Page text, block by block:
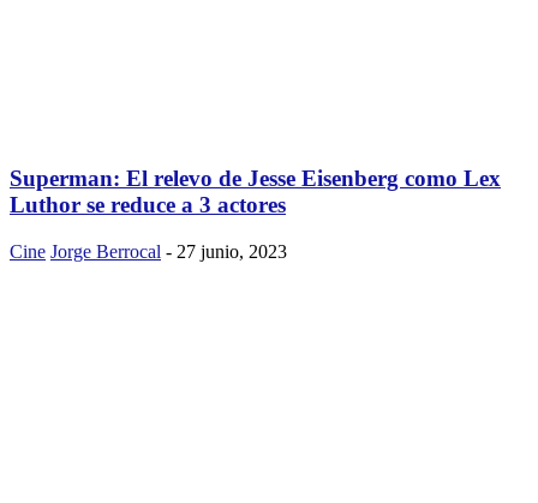
Superman: El relevo de Jesse Eisenberg como Lex
Luthor se reduce a 3 actores
Cine Jorge Berrocal - 27 junio, 2023